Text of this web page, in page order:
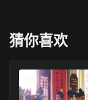
猜你喜欢